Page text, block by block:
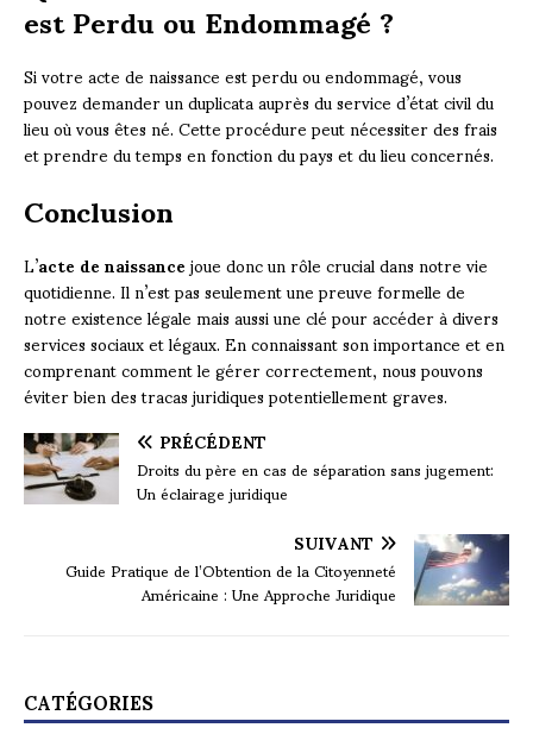
est Perdu ou Endommagé ?
Si votre acte de naissance est perdu ou endommagé, vous
pouvez demander un duplicata auprès du service d’état civil du
lieu où vous êtes né. Cette procédure peut nécessiter des frais
et prendre du temps en fonction du pays et du lieu concernés.
Conclusion
L’acte de naissancejoue donc un rôle crucial dans notre vie
quotidienne. Il n’est pas seulement une preuve formelle de
notre existence légale mais aussi une clé pour accéder à divers
services sociaux et légaux. En connaissant son importance et en
comprenant comment le gérer correctement, nous pouvons
éviter bien des tracas juridiques potentiellement graves.
PRÉCÉDENT
Droits du père en cas de séparation sans jugement:
Un éclairage juridique
SUIVANT
Guide Pratique de l’Obtention de la Citoyenneté
Américaine : Une Approche Juridique
CATÉGORIES